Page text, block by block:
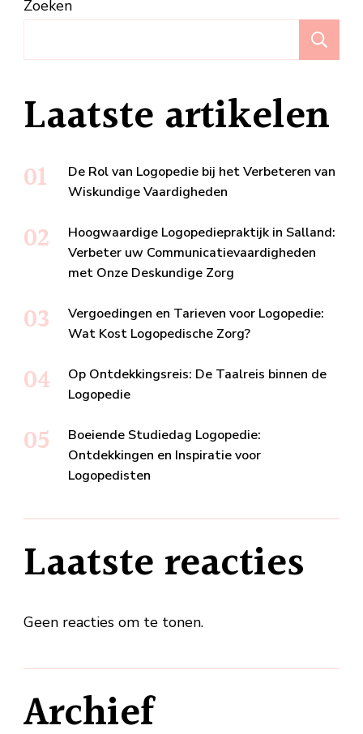
Zoeken
Laatste artikelen
De Rol van Logopedie bij het Verbeteren van
Wiskundige Vaardigheden
Hoogwaardige Logopediepraktijk in Salland:
Verbeter uw Communicatievaardigheden
met Onze Deskundige Zorg
Vergoedingen en Tarieven voor Logopedie:
Wat Kost Logopedische Zorg?
Op Ontdekkingsreis: De Taalreis binnen de
Logopedie
Boeiende Studiedag Logopedie:
Ontdekkingen en Inspiratie voor
Logopedisten
Laatste reacties
Geen reacties om te tonen.
Archief